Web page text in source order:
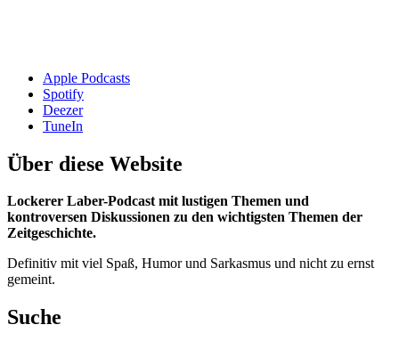
Apple Podcasts
Spotify
Deezer
TuneIn
Über diese Website
Lockerer Laber-Podcast mit lustigen Themen und
kontroversen Diskussionen zu den wichtigsten Themen der
Zeitgeschichte.
Definitiv mit viel Spaß, Humor und Sarkasmus und nicht zu ernst
gemeint.
Suche